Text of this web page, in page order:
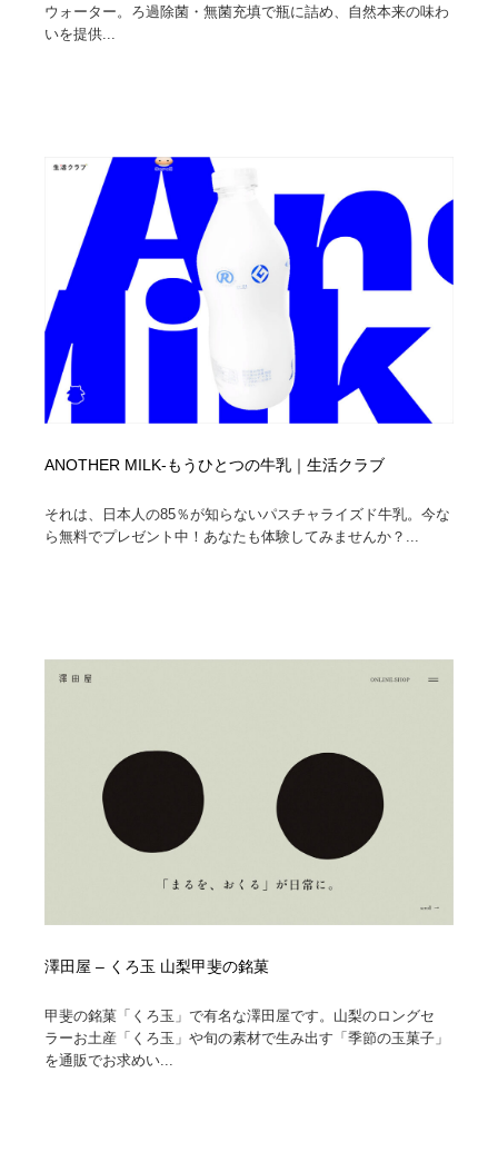
ウォーター。ろ過除菌・無菌充填で瓶に詰め、自然本来の味わ
いを提供...
ANOTHER MILK-もうひとつの牛乳｜生活クラブ
それは、日本人の85％が知らないパスチャライズド牛乳。今な
ら無料でプレゼント中！あなたも体験してみませんか？...
澤田屋 – くろ玉 山梨甲斐の銘菓
甲斐の銘菓「くろ玉」で有名な澤田屋です。山梨のロングセ
ラーお土産「くろ玉」や旬の素材で生み出す「季節の玉菓子」
を通販でお求めい...